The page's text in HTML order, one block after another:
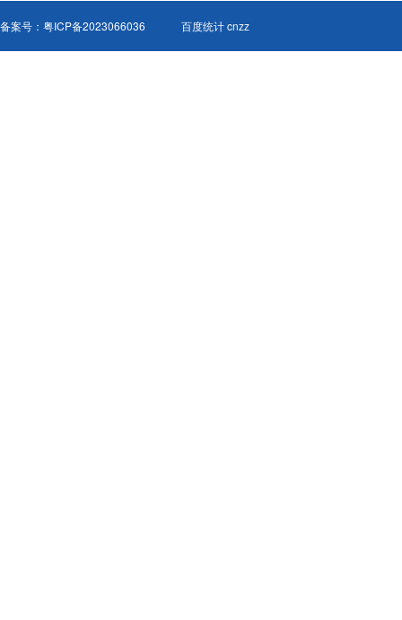
备案号： 粤ICP备2023066036 百度统计 cnzz